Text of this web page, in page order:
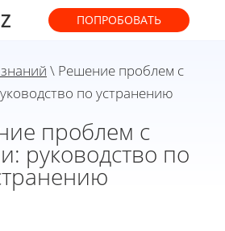
ПОПРОБОВАТЬ
\ Решение проблем с
по устранению
проблем с
руководство по